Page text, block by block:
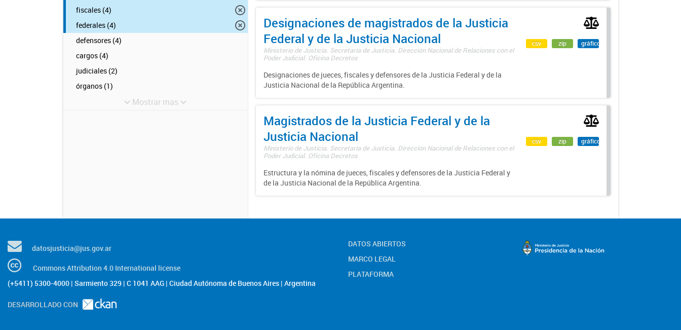
fiscales (4)
federales (4)
defensores (4)
cargos (4)
judiciales (2)
órganos (1)
Mostrar mas
Designaciones de magistrados de la Justicia
Federal y de la Justicia Nacional
Ministerio de Justicia. Secretaría de Justicia. Dirección Nacional de Relaciones con el
Poder Judicial. Oficina Decretos
Designaciones de jueces, fiscales y defensores de la Justicia Federal y de la
Justicia Nacional de la República Argentina.
csv zip gráfico
Magistrados de la Justicia Federal y de la
Justicia Nacional
Ministerio de Justicia. Secretaría de Justicia. Dirección Nacional de Relaciones con el
Poder Judicial. Oficina Decretos
Estructura y la nómina de jueces, fiscales y defensores de la Justicia Federal y
de la Justicia Nacional de la República Argentina.
csv zip gráfico
datosjusticia@jus.gov.ar
Commons Attribution 4.0 International license
(+5411) 5300-4000 | Sarmiento 329 | C 1041 AAG | Ciudad Autónoma de Buenos Aires | Argentina
DESARROLLADO CON
DATOS ABIERTOS
MARCO LEGAL
PLATAFORMA